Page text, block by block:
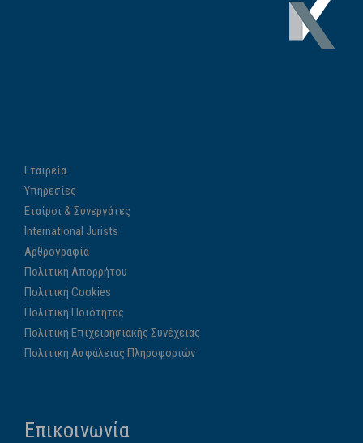
Εταιρεία
Υπηρεσίες
Εταίροι & Συνεργάτες
International Jurists
Αρθρογραφία
Πολιτική Απορρήτου
Πολιτική Cookies
Πολιτική Ποιότητας
Πολιτική Επιχειρησιακής Συνέχειας
Πολιτική Ασφάλειας Πληροφοριών
Επικοινωνία